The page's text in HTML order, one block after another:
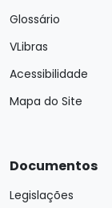
Glossário
VLibras
Acessibilidade
Mapa do Site
Documentos
Legislações